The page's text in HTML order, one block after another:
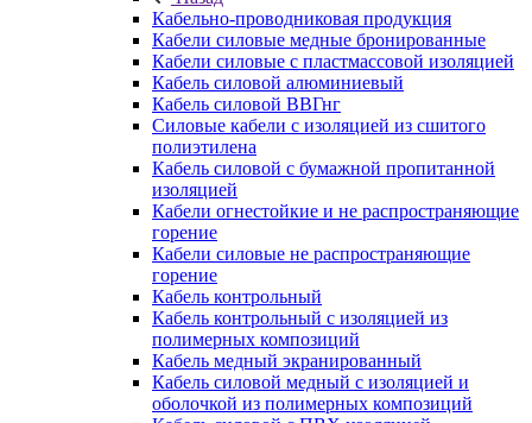
Кабельно-проводниковая продукция
Кабели силовые медные бронированные
Кабели силовые с пластмассовой изоляцией
Кабель силовой алюминиевый
Кабель силовой ВВГнг
Силовые кабели с изоляцией из сшитого
полиэтилена
Кабель силовой с бумажной пропитанной
изоляцией
Кабели огнестойкие и не распространяющие
горение
Кабели силовые не распространяющие
горение
Кабель контрольный
Кабель контрольный с изоляцией из
полимерных композиций
Кабель медный экранированный
Кабель силовой медный с изоляцией и
оболочкой из полимерных композиций